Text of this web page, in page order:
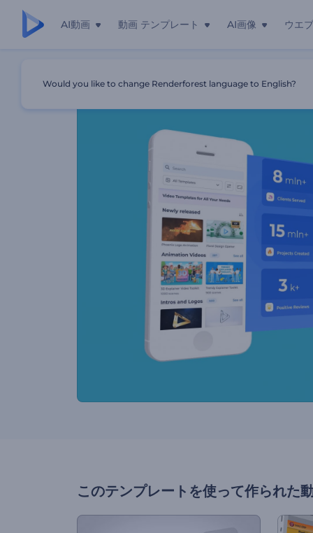
AI動画 動画 テンプレート AI画像 ウエ
このテンプレートを使って作られた
Would you like to change Renderforest language to English?